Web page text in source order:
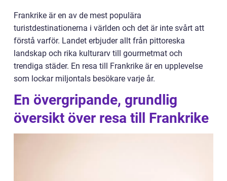
Frankrike är en av de mest populära
turistdestinationerna i världen och det är inte svårt att
förstå varför. Landet erbjuder allt från pittoreska
landskap och rika kulturarv till gourmetmat och
trendiga städer. En resa till Frankrike är en upplevelse
som lockar miljontals besökare varje år.
En övergripande, grundlig
översikt över resa till Frankrike